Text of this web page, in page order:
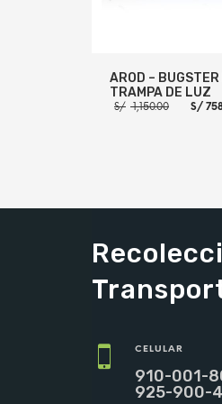
AROD – BUGSTER
TRAMPA DE LUZ
S/ 1,150.00
El
S/
CELULAR
910-001-
925-900-